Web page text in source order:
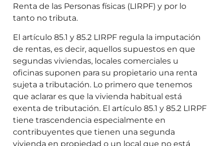
Renta de las Personas físicas (LIRPF) y por lo
tanto no tributa.
El artículo 85.1 y 85.2 LIRPF regula la imputación
de rentas, es decir, aquellos supuestos en que
segundas viviendas, locales comerciales u
oficinas suponen para su propietario una renta
sujeta a tributación. Lo primero que tenemos
que aclarar es que la vivienda habitual está
exenta de tributación. El artículo 85.1 y 85.2 LIRPF
tiene trascendencia especialmente en
contribuyentes que tienen una segunda
vivienda en propiedad o un local que no está